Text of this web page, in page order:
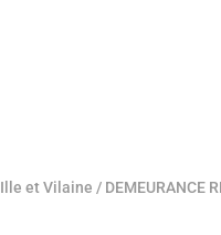
Ille et Vilaine / DEMEURANCE